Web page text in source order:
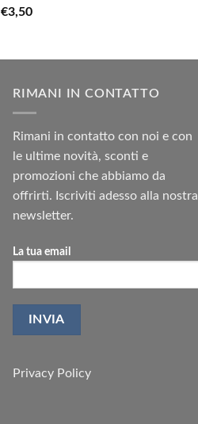
€3,50
RIMANI IN CONTATTO
Rimani in contatto con noi e con
le ultime novità, sconti e
promozioni che abbiamo da
offrirti. Iscriviti adesso alla nostra
newsletter.
La tua email
Privacy Policy